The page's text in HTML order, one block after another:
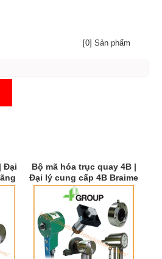
Đại
Bộ mã hóa trục quay 4B |
Đại lý cung cấp 4B Braime
| 4B Braime Việt Nam
[0] Sản phẩm